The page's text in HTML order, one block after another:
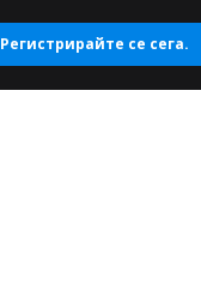
Регистрирайте се сега.